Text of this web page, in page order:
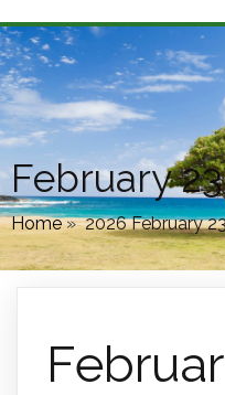
February
Home»2026 February